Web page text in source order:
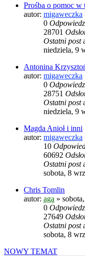
Prośba o pomoc w
autor: migaweczka
0
28701
Ostatni post
niedziela, 9
Antonina
autor: migaweczka
0
28751
Ostatni post
niedziela, 9
Magda Anioł i inni
autor: migaweczka
10
60692
Ostatni post
sobota, 8
Chris Tomlin
autor: aga »
0
27649
Ostatni post
sobota, 8
NOWY TEMAT